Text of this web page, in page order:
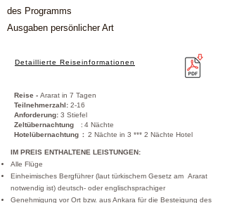
des Programms
Ausgaben persönlicher Art
Detaillierte Reiseinformationen
Reise - Ararat in 7 Tagen
Teilnehmerzahl: 2-16
Anforderung: 3 Stiefel
Zeltübernachtung
: 4 Nächte
Hotelübernachtung : 2 Nächte in 3 *** 2 Nächte Hotel
IM PREIS ENTHALTENE LEISTUNGEN:
Alle Flüge
Einheimisches Bergführer (laut türkischem Gesetz am Ararat
notwendig ist) deutsch- oder englischsprachiger
Genehmigung vor Ort bzw. aus Ankara für die Besteigung des